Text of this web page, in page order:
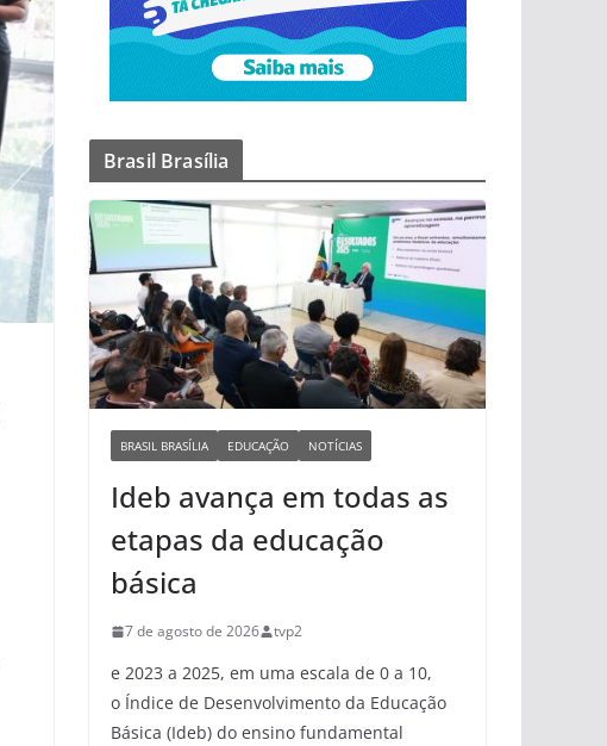
Brasil Brasília
BRASIL BRASÍLIA EDUCAÇÃO NOTÍCIAS
Ideb avança em todas as
etapas da educação
básica
7 de agosto de 2026 tvp2
e 2023 a 2025, em uma escala de 0 a 10,
o Índice de Desenvolvimento da Educação
Básica (Ideb) do ensino fundamental